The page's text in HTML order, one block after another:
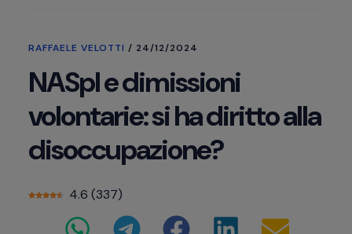
RAFFAELE VELOTTI / 24/12/2024
NASpI e dimissioni
volontarie: si ha diritto alla
disoccupazione?
4.6 (337)